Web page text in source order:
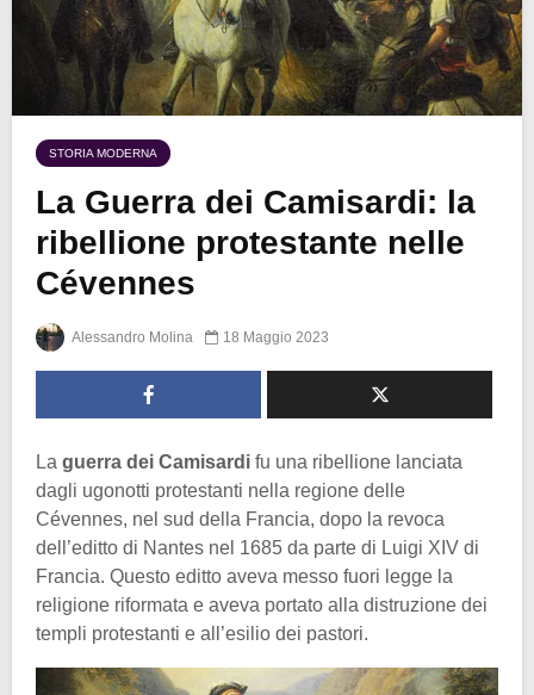
STORIA MODERNA
La Guerra dei Camisardi: la
ribellione protestante nelle
Cévennes
Alessandro Molina 18 Maggio 2023
La guerra dei Camisardi fu una ribellione lanciata
dagli ugonotti protestanti nella regione delle
Cévennes, nel sud della Francia, dopo la revoca
dell’editto di Nantes nel 1685 da parte di Luigi XIV di
Francia. Questo editto aveva messo fuori legge la
religione riformata e aveva portato alla distruzione dei
templi protestanti e all’esilio dei pastori.